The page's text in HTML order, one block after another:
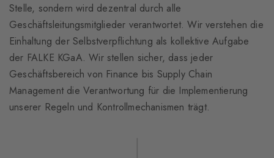
Stelle, sondern wird dezentral durch alle
Geschäftsleitungsmitglieder verantwortet. Wir verstehen die
Einhaltung der Selbstverpflichtung als kollektive Aufgabe
der FALKE KGaA. Wir stellen sicher, dass jeder
Geschäftsbereich von Finance bis Supply Chain
Management die Verantwortung für die Implementierung
unserer Regeln und Kontrollmechanismen trägt.